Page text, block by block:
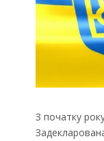
З початку